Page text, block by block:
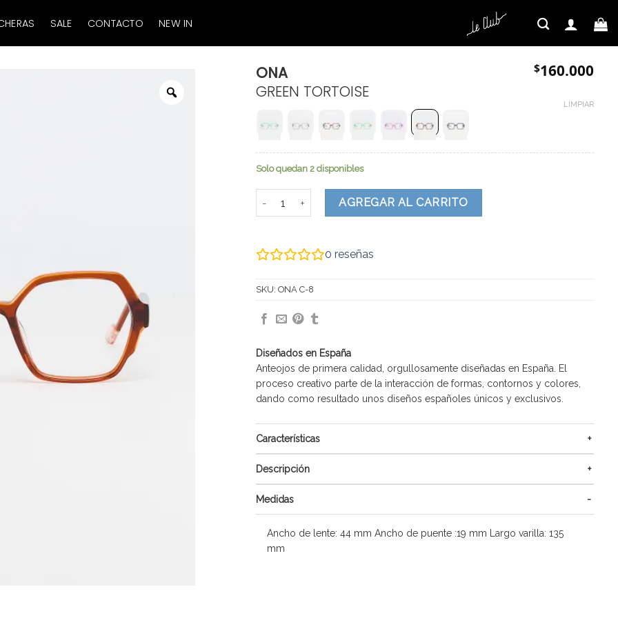
SALE CONTACTO NEW IN
ONA
GREEN TORTOISE
$160.000
LIMPIAR
Solo quedan 2 disponibles
AGREGAR AL CARRITO
0 reseñas
SKU: ONA C-8
Diseñados en España
Anteojos de primera calidad, orgullosamente diseñadas en España. El
proceso creativo parte de la interacción de formas, contornos y colores,
dando como resultado unos diseños españoles únicos y exclusivos.
Características
Descripción
Medidas
Ancho de lente: 44 mm Ancho de puente :19 mm Largo varilla: 135
mm